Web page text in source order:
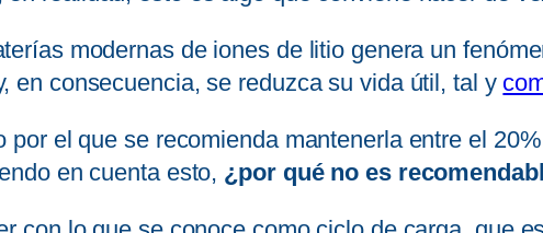
modernas de iones de litio genera un
en consecuencia, se reduzca su vida útil, tal y
por el que se recomienda mantenerla entre el
en cuenta esto, ¿por qué no es